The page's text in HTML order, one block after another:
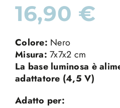
16,90 €
Colore: Nero
Misura: 7x7x2 cm
La base luminosa è
adattatore (4,5 V)
Adatto per: